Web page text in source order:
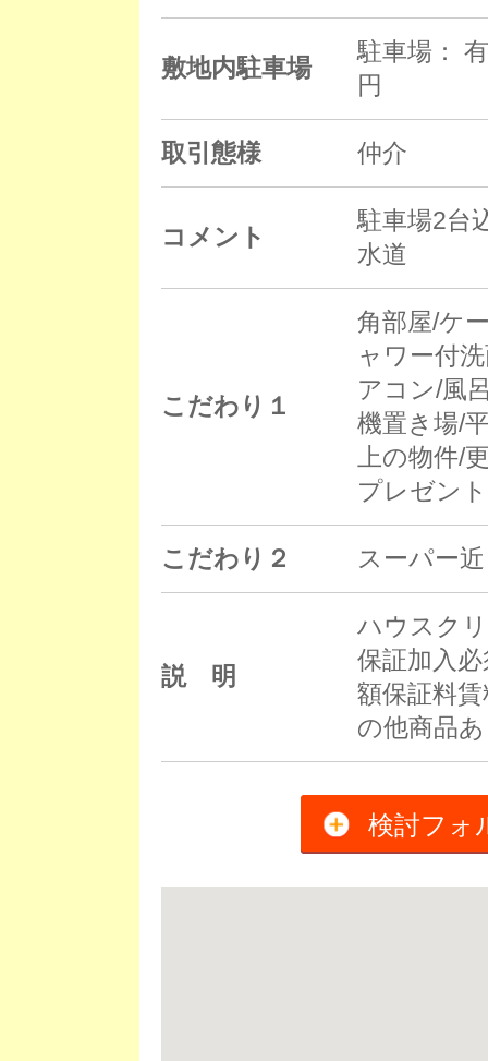
敷地内駐車場
駐車場：
円
取引態様 仲介
コメント
駐車場2台
水道
こだわり１
角部屋/ケ
ャワー付
アコン/風
機置き場/
上の物件/
プレゼン
こだわり２ スーパー
説 明
ハウスク
保証加入
額保証料
の他商品
検討フォ